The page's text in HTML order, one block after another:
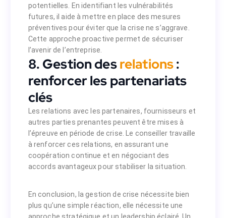
potentielles. En identifiant les vulnérabilités
futures, il aide à mettre en place des mesures
préventives pour éviter que la crise ne s’aggrave.
Cette approche proactive permet de sécuriser
l’avenir de l’entreprise.
8. Gestion desrelations:
renforcer les partenariats
clés
Les relations avec les partenaires, fournisseurs et
autres parties prenantes peuvent être mises à
l’épreuve en période de crise. Le conseiller travaille
à renforcer ces relations, en assurant une
coopération continue et en négociant des
accords avantageux pour stabiliser la situation.
En conclusion, la gestion de crise nécessite bien
plus qu’une simple réaction, elle nécessite une
approche stratégique et un leadership éclairé. Un